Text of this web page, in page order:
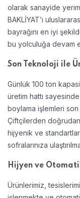
olarak sanayide
BAKLİYAT’ı
bayrağını en iyi
bu yolculuğa devam
Son Teknoloji ile
Günlük 100 ton
üretim hattı
boylama işlemleri
Çiftçilerden
hijyenik ve
sofralarınıza
Hijyen ve
Ürünlerimiz,